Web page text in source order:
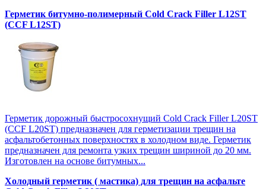
Герметик битумно-полимерный Cold Crack Filler L12SТ
(CCF L12SТ)
Герметик дорожный быстросохнущий Cold Crack Filler L20SТ
(CCF L20SТ) предназначен для герметизации трещин на
асфальтобетонных поверхностях в холодном виде. Герметик
предназначен для ремонта узких трещин шириной до 20 мм.
Изготовлен на основе битумных...
Холодный герметик ( мастика) для трещин на асфальте